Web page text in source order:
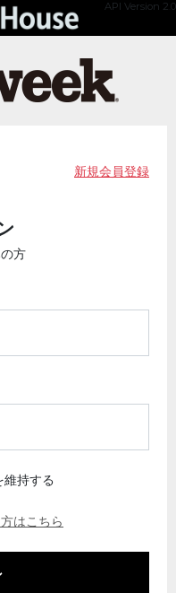
API Version 2.0
新規会員登録
方
維持する
はこちら